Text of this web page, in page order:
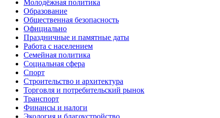
Молодёжная политика
Образование
Общественная безопасность
Официально
Праздничные и памятные даты
Работа с населением
Семейная политика
Социальная сфера
Спорт
Строительство и архитектура
Торговля и потребительский рынок
Транспорт
Финансы и налоги
Экология и благоустройство